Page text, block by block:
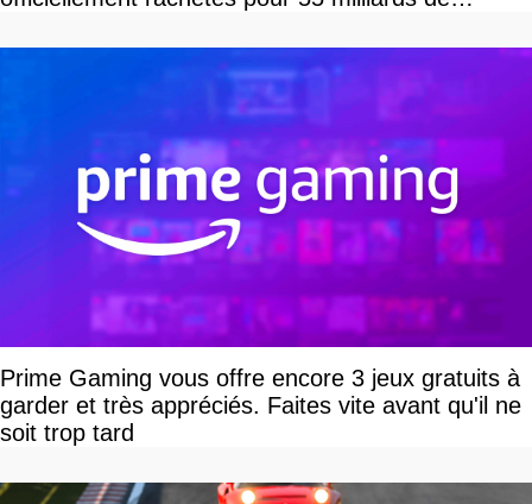
Prime Gaming vous offre encore 3 jeux gratuits à
garder et très appréciés. Faites vite avant qu'il ne
soit trop tard